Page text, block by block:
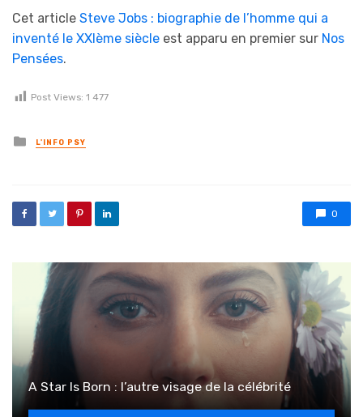
Cet article Steve Jobs : biographie de l’homme qui a
inventé le XXIème siècle est apparu en premier sur Nos
Pensées.
Post Views: 1 477
Posted in
L'INFO PSY
0
A Star Is Born : l’autre visage de la célébrité